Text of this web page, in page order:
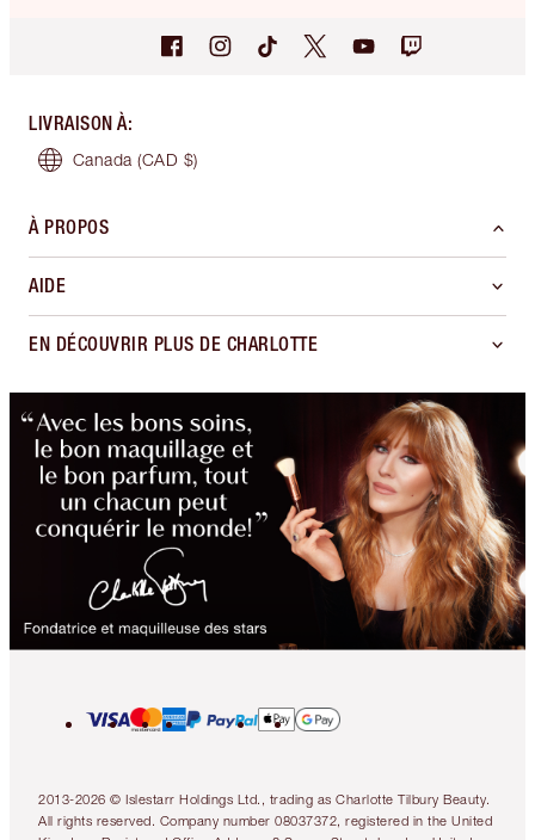
LIVRAISON À:
Canada (CAD $)
À PROPOS
AIDE
EN DÉCOUVRIR PLUS DE CHARLOTTE
2013-2026 © Islestarr Holdings Ltd., trading as Charlotte Tilbury Beauty.
All rights reserved. Company number 08037372, registered in the United